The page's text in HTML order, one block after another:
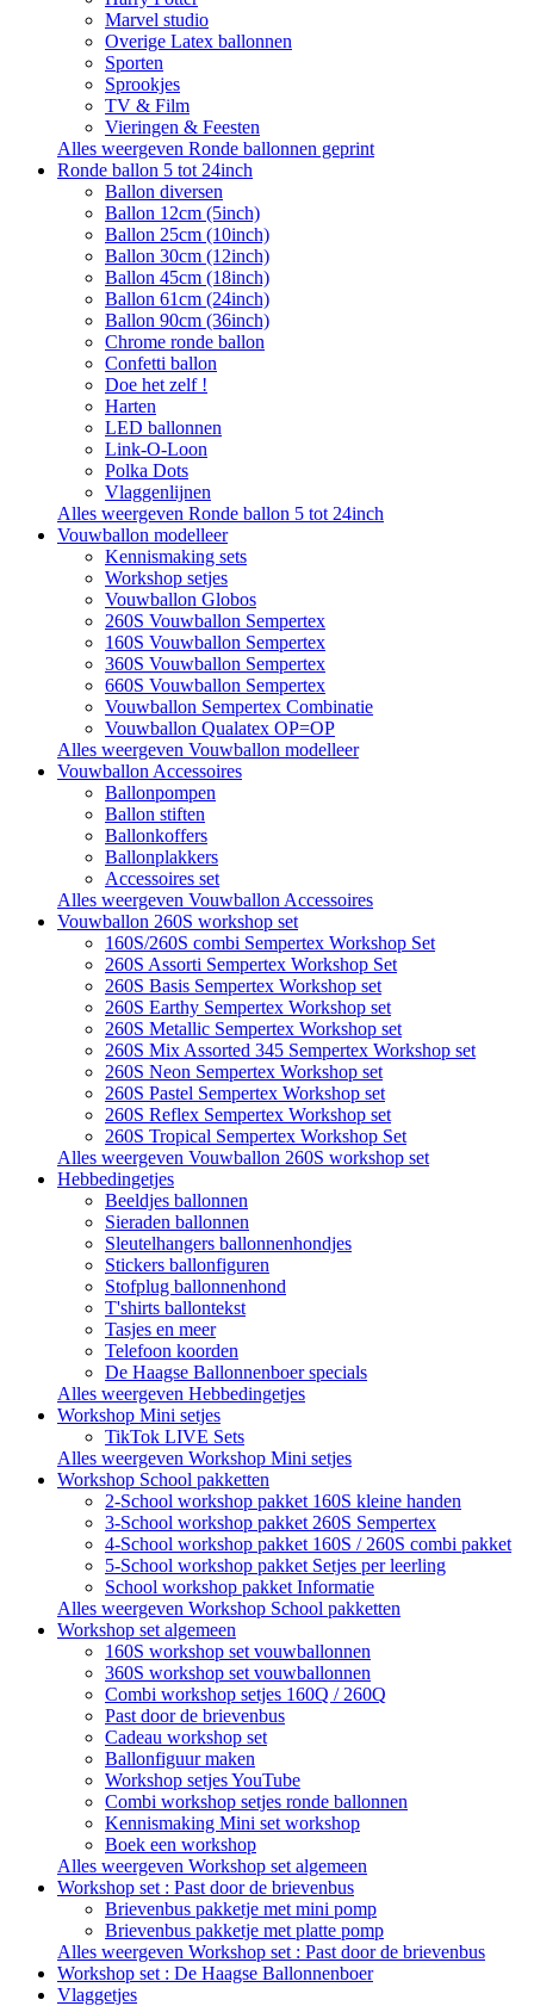
Marvel studio
Overige Latex ballonnen
Sporten
Sprookjes
TV & Film
Vieringen & Feesten
Alles weergeven Ronde ballonnen geprint
Ronde ballon 5 tot 24inch
Ballon diversen
Ballon 12cm (5inch)
Ballon 25cm (10inch)
Ballon 30cm (12inch)
Ballon 45cm (18inch)
Ballon 61cm (24inch)
Ballon 90cm (36inch)
Chrome ronde ballon
Confetti ballon
Doe het zelf !
Harten
LED ballonnen
Link-O-Loon
Polka Dots
Vlaggenlijnen
Alles weergeven Ronde ballon 5 tot 24inch
Vouwballon modelleer
Kennismaking sets
Workshop setjes
Vouwballon Globos
260S Vouwballon Sempertex
160S Vouwballon Sempertex
360S Vouwballon Sempertex
660S Vouwballon Sempertex
Vouwballon Sempertex Combinatie
Vouwballon Qualatex OP=OP
Alles weergeven Vouwballon modelleer
Vouwballon Accessoires
Ballonpompen
Ballon stiften
Ballonkoffers
Ballonplakkers
Accessoires set
Alles weergeven Vouwballon Accessoires
Vouwballon 260S workshop set
160S/260S combi Sempertex Workshop Set
260S Assorti Sempertex Workshop Set
260S Basis Sempertex Workshop set
260S Earthy Sempertex Workshop set
260S Metallic Sempertex Workshop set
260S Mix Assorted 345 Sempertex Workshop set
260S Neon Sempertex Workshop set
260S Pastel Sempertex Workshop set
260S Reflex Sempertex Workshop set
260S Tropical Sempertex Workshop Set
Alles weergeven Vouwballon 260S workshop set
Hebbedingetjes
Beeldjes ballonnen
Sieraden ballonnen
Sleutelhangers ballonnenhondjes
Stickers ballonfiguren
Stofplug ballonnenhond
T'shirts ballontekst
Tasjes en meer
Telefoon koorden
De Haagse Ballonnenboer specials
Alles weergeven Hebbedingetjes
Workshop Mini setjes
TikTok LIVE Sets
Alles weergeven Workshop Mini setjes
Workshop School pakketten
2-School workshop pakket 160S kleine handen
3-School workshop pakket 260S Sempertex
4-School workshop pakket 160S / 260S combi pakket
5-School workshop pakket Setjes per leerling
School workshop pakket Informatie
Alles weergeven Workshop School pakketten
Workshop set algemeen
160S workshop set vouwballonnen
360S workshop set vouwballonnen
Combi workshop setjes 160Q / 260Q
Past door de brievenbus
Cadeau workshop set
Ballonfiguur maken
Workshop setjes YouTube
Combi workshop setjes ronde ballonnen
Kennismaking Mini set workshop
Boek een workshop
Alles weergeven Workshop set algemeen
Workshop set : Past door de brievenbus
Brievenbus pakketje met mini pomp
Brievenbus pakketje met platte pomp
Alles weergeven Workshop set : Past door de brievenbus
Workshop set : De Haagse Ballonnenboer
Vlaggetjes